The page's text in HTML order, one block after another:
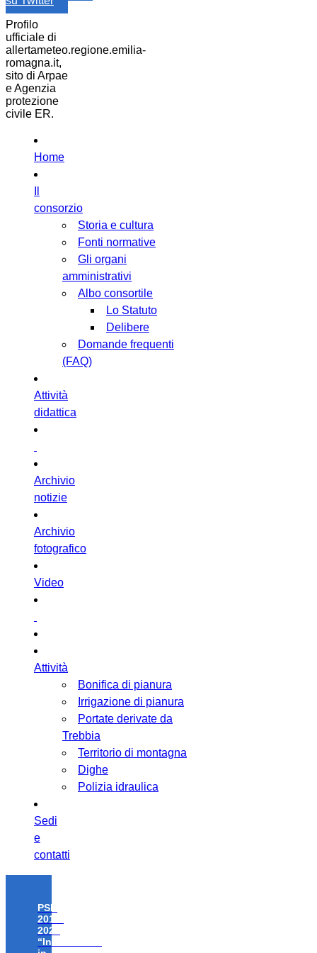
Profilo
ufficiale di
allertameteo.regione.emilia-
romagna.it,
sito di Arpae
e Agenzia
protezione
civile ER.
Home
consorzio
Storia e cultura
Fonti normative
Gli organi
amministrativi
Albo consortile
Lo Statuto
Delibere
Domande frequenti
(FAQ)
Attività
didattica
Archivio
notizie
Archivio
fotografico
Video
Attività
Bonifica di pianura
Irrigazione di pianura
Portate derivate da
Trebbia
Territorio di montagna
Dighe
Polizia idraulica
Sedi
e
contatti
PSR
2014-
2020
“Investimenti